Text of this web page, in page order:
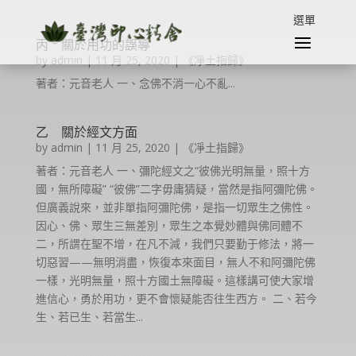
丙 關於用功的誤導
by admin | 11 月 25, 2020 |
《凈土指歸》
著者：元音老人 一、念佛不消一心不亂...
乙 關於經文方面
by admin | 11 月 25, 2020 |
《凈土指歸》
著者：元音老人 一、彌陀經文之“彼佛光明無量，照十方
國，無所障礙” “彼佛”二字毋庸猜疑，當然是指阿彌陀佛。
但廣義說來，並非單指阿彌陀佛，是指一切眾生之佛性。
因心、佛、眾生三無差別，眾生之本覺妙體與佛同體不
二，所謂在聖不增，在凡不減，我們只要勤于修法，將一
切惡習——無明消盡，恢復本來面目，無人不和阿彌陀佛
一樣，光明無量，照十方國土無障礙。這樣講可使大家增
進信心，勇於用功，更不會懷疑能否往生西方。 二、若今
生、若已生、若當生...